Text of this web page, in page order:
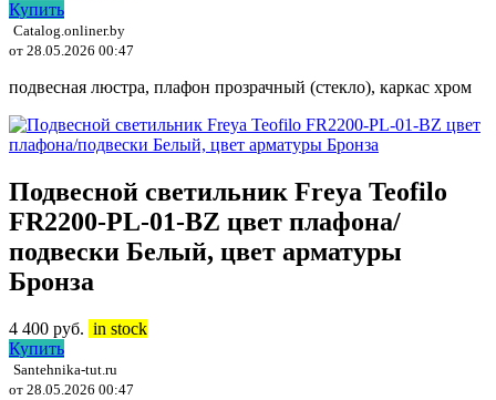
Купить
Catalog.onliner.by
от 28.05.2026 00:47
подвесная люстра, плафон прозрачный (стекло), каркас хром
Подвесной светильник Freya Teofilo
FR2200-PL-01-BZ цвет плафона/
подвески Белый, цвет арматуры
Бронза
4 400 руб. in stock
Купить
Santehnika-tut.ru
от 28.05.2026 00:47